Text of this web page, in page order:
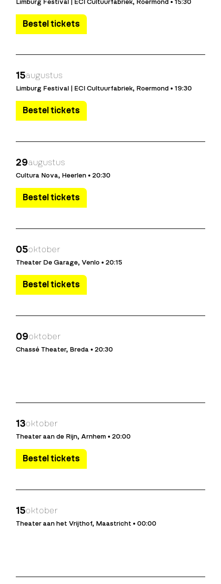
Limburg Festival | ECI Cultuurfabriek, Roermond • 15:30
Bestel tickets
15augustus
Limburg Festival | ECI Cultuurfabriek, Roermond • 19:30
Bestel tickets
29augustus
Cultura Nova, Heerlen • 20:30
Bestel tickets
05oktober
Theater De Garage, Venlo • 20:15
Bestel tickets
09oktober
Chassé Theater, Breda • 20:30
13oktober
Theater aan de Rijn, Arnhem • 20:00
Bestel tickets
15oktober
Theater aan het Vrijthof, Maastricht • 00:00